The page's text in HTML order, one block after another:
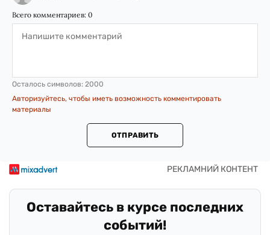
Всего комментариев: 0
Осталось символов: 2000
Авторизуйтесь, чтобы иметь возможность комментировать
материалы
ОТПРАВИТЬ
Оставайтесь в курсе последних
событий!